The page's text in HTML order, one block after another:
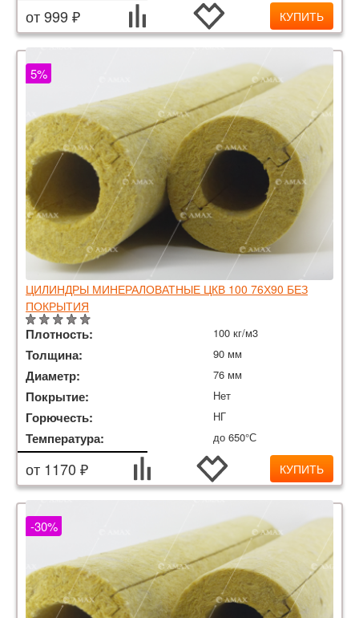
от 999 ₽ КУПИТЬ
ЦИЛИНДРЫ МИНЕРАЛОВАТНЫЕ ЦКВ 100 76Х90 БЕЗ
ПОКРЫТИЯ
5%
Плотность: 100 кг/м3
Толщина: 90 мм
Диаметр: 76 мм
Покрытие: Нет
Горючесть: НГ
Температура: до 650°С
от 1170 ₽ КУПИТЬ
-30%